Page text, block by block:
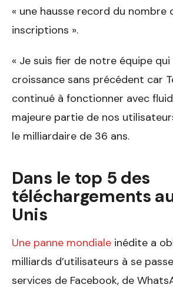
« une hausse record du nombre
inscriptions ».
« Je suis fier de notre équipe
croissance sans précédent car
continué à fonctionner avec
majeure partie de nos
le milliardaire de 36 ans.
Dans le top 5 des
téléchargements
Unis
Une panne mondiale inédite a
milliards d’utilisateurs à se
services de Facebook, de